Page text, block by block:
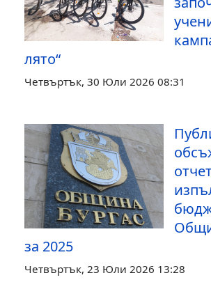
лято“
Четвъртък, 30 Юли 2026 08:31
за 2025
Четвъртък, 23 Юли 2026 13:28